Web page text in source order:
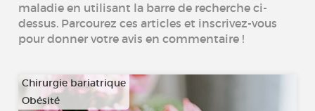
maladie en utilisant la barre de recherche ci-
dessus. Parcourez ces articles et inscrivez-vous
pour donner votre avis en commentaire !
Chirurgie bariatrique
Obésité